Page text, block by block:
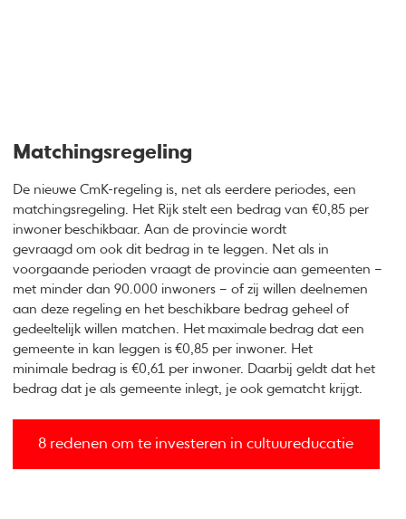
Matchingsregeling
De nieuwe CmK-regeling is, net als eerdere periodes, een
matchingsregeling. Het Rijk stelt een bedrag van €0,85 per
inwoner beschikbaar. Aan de provincie wordt
gevraagd om ook dit bedrag in te leggen. Net als in
voorgaande perioden vraagt de provincie aan gemeenten –
met minder dan 90.000 inwoners – of zij willen deelnemen
aan deze regeling en het beschikbare bedrag geheel of
gedeeltelijk willen matchen. Het maximale bedrag dat een
gemeente in kan leggen is €0,85 per inwoner. Het
minimale bedrag is €0,61 per inwoner. Daarbij geldt dat het
bedrag dat je als gemeente inlegt, je ook gematcht krijgt.
8 redenen om te investeren in cultuureducatie